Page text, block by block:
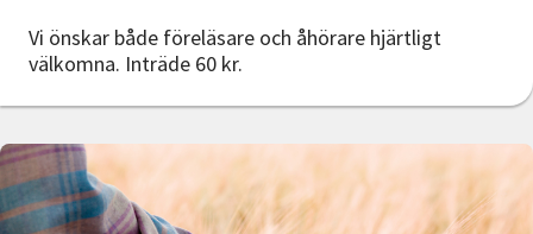
Vi önskar både föreläsare och åhörare hjärtligt
välkomna. Inträde 60 kr.